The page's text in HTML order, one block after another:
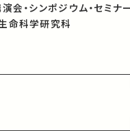
会・シンポジウム・セミナ
命科学研究科